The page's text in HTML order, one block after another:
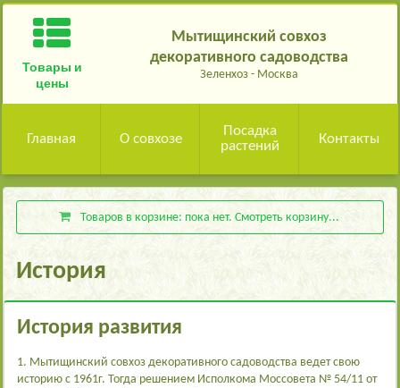
Товары и
цены
Мытищинский совхоз
декоративного садоводства
Зеленхоз - Москва
Главная О совхозе
Посадка
растений
Контакты
Товаров в корзине: пока нет. Смотреть корзину...
История
История развития
1. Мытищинский совхоз декоративного садоводства ведет свою
историю с 1961г. Тогда решением Исполкома Моссовета № 54/11 от